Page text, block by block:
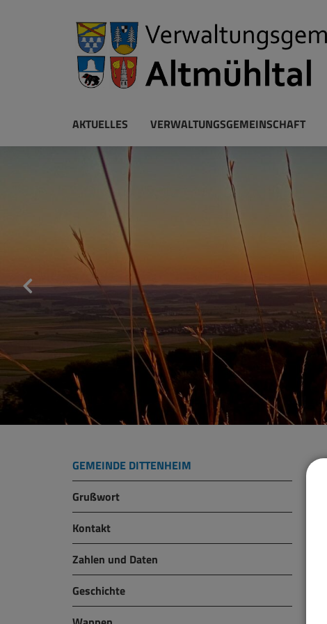
AKTUELLES VERWALTUNGSGEMEINSCHAFT
GEMEINDE DITTENHEIM
Grußwort
Kontakt
Zahlen und Daten
Geschichte